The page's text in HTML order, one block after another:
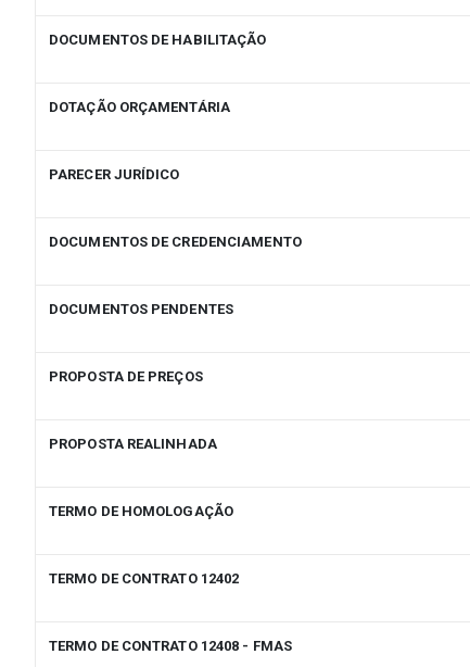
DOCUMENTOS DE HABILITAÇÃO
DOTAÇÃO ORÇAMENTÁRIA
PARECER JURÍDICO
DOCUMENTOS DE CREDENCIAMENTO
DOCUMENTOS PENDENTES
PROPOSTA DE PREÇOS
PROPOSTA REALINHADA
TERMO DE HOMOLOGAÇÃO
TERMO DE CONTRATO 12402
TERMO DE CONTRATO 12408 - FMAS